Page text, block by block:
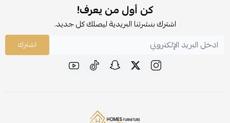
كن أول من يعرف!
اشترك بنشرتنا البريدية ليصلك كل جديد.
اشترك